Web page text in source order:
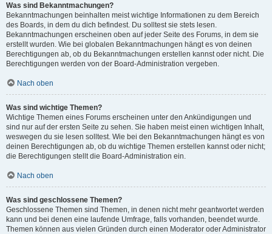
Was sind Bekanntmachungen?
Bekanntmachungen beinhalten meist wichtige Informationen zu dem Bereich
des Boards, in dem du dich befindest. Du solltest sie stets lesen.
Bekanntmachungen erscheinen oben auf jeder Seite des Forums, in dem sie
erstellt wurden. Wie bei globalen Bekanntmachungen hängt es von deinen
Berechtigungen ab, ob du Bekanntmachungen erstellen kannst oder nicht. Die
Berechtigungen werden von der Board-Administration vergeben.
Nach oben
Was sind wichtige Themen?
Wichtige Themen eines Forums erscheinen unter den Ankündigungen und
sind nur auf der ersten Seite zu sehen. Sie haben meist einen wichtigen Inhalt,
weswegen du sie lesen solltest. Wie bei den Bekanntmachungen hängt es von
deinen Berechtigungen ab, ob du wichtige Themen erstellen kannst oder nicht;
die Berechtigungen stellt die Board-Administration ein.
Nach oben
Was sind geschlossene Themen?
Geschlossene Themen sind Themen, in denen nicht mehr geantwortet werden
kann und bei denen eine laufende Umfrage, falls vorhanden, beendet wurde.
Themen können aus vielen Gründen durch einen Moderator oder Administrator